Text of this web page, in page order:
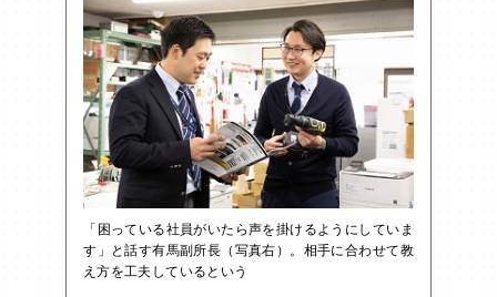
「困っている社員がいたら声を掛けるようにしていま
す」と話す有馬副所長（写真右）。相手に合わせて教
え方を工夫しているという